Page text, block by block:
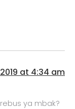
at 4:34 am
ya mbak?